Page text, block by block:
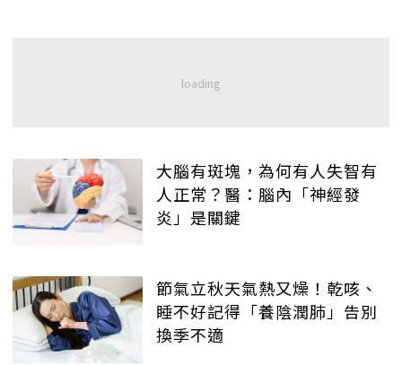
大腦有斑塊，為何有人失智有
人正常？醫：腦內「神經發
炎」是關鍵
節氣立秋天氣熱又燥！乾咳、
睡不好記得「養陰潤肺」告別
換季不適